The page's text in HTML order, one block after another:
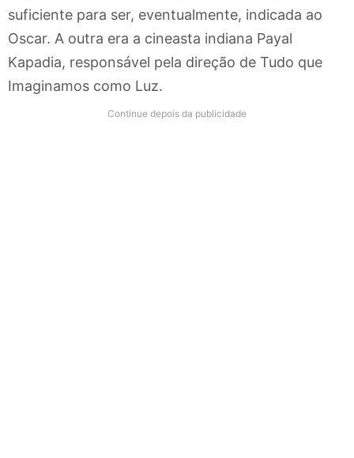
suficiente para ser, eventualmente, indicada ao
Oscar. A outra era a cineasta indiana Payal
Kapadia, responsável pela direção de Tudo que
Imaginamos como Luz.
Continue depois da publicidade